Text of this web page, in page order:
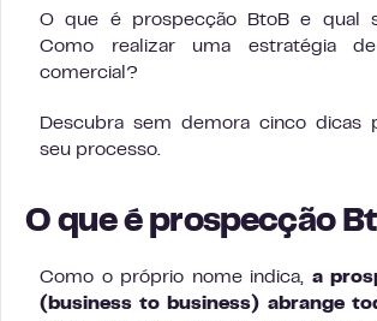
O que é prospecção BtoB e qual
Como realizar uma estratégia
comercial?
Descubra sem demora cinco dicas
seu processo.
O que é prospecção
Como o próprio nome indica, a
(business to business) abrange